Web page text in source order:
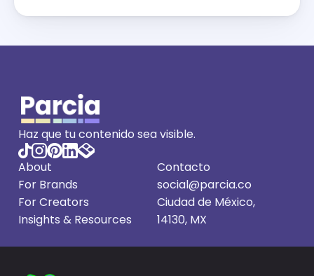
Haz que tu contenido sea visible.
About
For Brands
For Creators
Insights & Resources
Contacto
social@parcia.co
Ciudad de México,
14130, MX